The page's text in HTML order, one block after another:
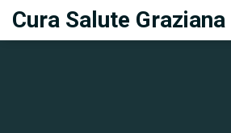
Cura Salute Graziana